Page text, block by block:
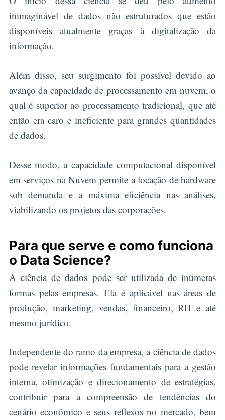
inimaginável de dados não estruturados que estão
disponíveis atualmente graças à digitalização da
informação.
Além disso, seu surgimento foi possível devido ao
avanço da capacidade de processamento em nuvem, o
qual é superior ao processamento tradicional, que até
então era caro e ineficiente para grandes quantidades
de dados.
Desse modo, a capacidade computacional disponível
em serviços na Nuvem permite a locação de hardware
sob demanda e a máxima eficiência nas análises,
viabilizando os projetos das corporações.
Para que serve e como funciona
o Data Science?
A ciência de dados pode ser utilizada de inúmeras
formas pelas empresas. Ela é aplicável nas áreas de
produção, marketing, vendas, financeiro, RH e até
mesmo jurídico.
Independente do ramo da empresa, a ciência de dados
pode revelar informações fundamentais para a gestão
interna, otimização e direcionamento de estratégias,
contribuir para a compreensão de tendências do
cenário econômico e seus reflexos no mercado, bem